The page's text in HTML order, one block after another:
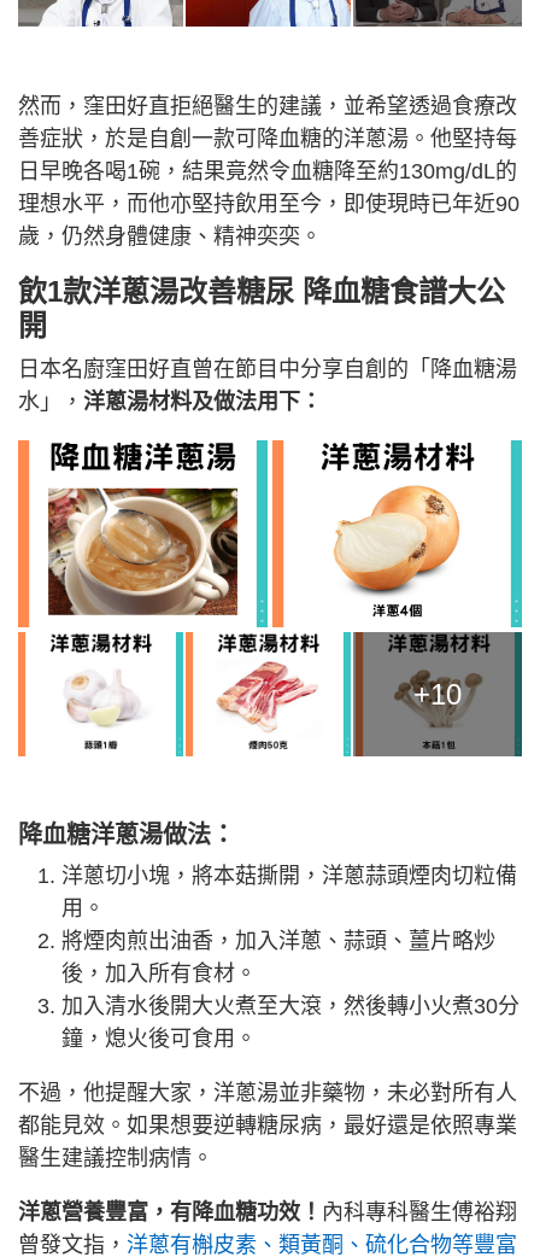
然而，窪田好直拒絕醫生的建議，並希望透過食療改
善症狀，於是自創一款可降血糖的洋蔥湯。他堅持每
日早晚各喝1碗，結果竟然令血糖降至約130mg/dL的
理想水平，而他亦堅持飲用至今，即使現時已年近90
歲，仍然身體健康、精神奕奕。
飲1款洋蔥湯改善糖尿 降血糖食譜大公
開
日本名廚窪田好直曾在節目中分享自創的「降血糖湯
水」， 洋蔥湯材料及做法用下：
+10
降血糖洋蔥湯做法：
洋蔥切小塊，將本菇撕開，洋蔥蒜頭煙肉切粒備
用。
將煙肉煎出油香，加入洋蔥、蒜頭、薑片略炒
後，加入所有食材。
加入清水後開大火煮至大滾，然後轉小火煮30分
鐘，熄火後可食用。
不過，他提醒大家，洋蔥湯並非藥物，未必對所有人
都能見效。如果想要逆轉糖尿病，最好還是依照專業
醫生建議控制病情。
洋蔥營養豐富，有降血糖功效！ 內科專科醫生傅裕翔
曾發文指， 洋蔥有槲皮素、類黃酮、硫化合物等豐富